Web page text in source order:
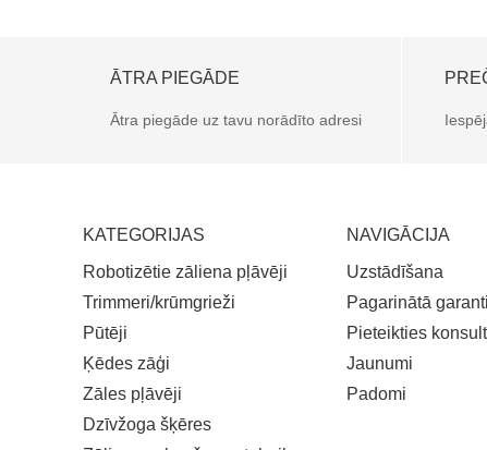
ĀTRA PIEGĀDE
Ātra piegāde uz tavu norādīto adresi
KATEGORIJAS
Robotizētie zāliena pļāvēji
Trimmeri/krūmgrieži
Pūtēji
Ķēdes zāģi
Zāles pļāvēji
Dzīvžoga šķēres
NAVIGĀCIJA
Uzstādīšana
Pagarinātā
Pieteikties
Jaunumi
Padomi